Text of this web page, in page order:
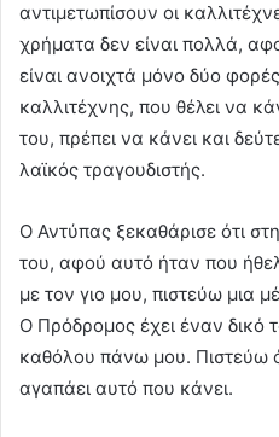
αντιμετωπίσουν οι
χρήματα δεν είναι πολλά,
είναι ανοιχτά μόνο δύο
καλλιτέχνης, που θέλει να
του, πρέπει να κάνει και
λαϊκός τραγουδιστής.
Ο Αντύπας ξεκαθάρισε ότι
του, αφού αυτό ήταν που
με τον γιο μου, πιστεύω μια
Ο Πρόδρομος έχει έναν δικό
καθόλου πάνω μου. Πιστεύω
αγαπάει αυτό που κάνει.